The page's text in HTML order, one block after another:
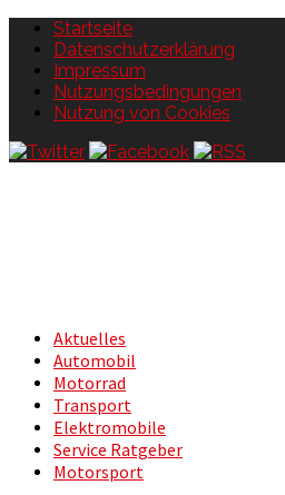
Startseite
Datenschutzerklärung
Impressum
Nutzungsbedingungen
Nutzung von Cookies
Aktuelles
Automobil
Motorrad
Transport
Elektromobile
Service Ratgeber
Motorsport